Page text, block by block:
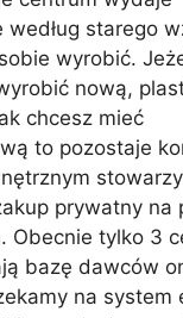
według starego
wyrobić.
nową,
chcesz mieć
to pozostaje
prywatny na
Obecnie tylko 3
bazę dawców
na system